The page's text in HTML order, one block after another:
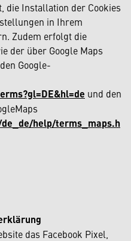
die Installation der Cookies
in Ihrem
Zudem erfolgt die
der über Google Maps
Google-
und den
help/terms_maps.h
das Facebook Pixel,